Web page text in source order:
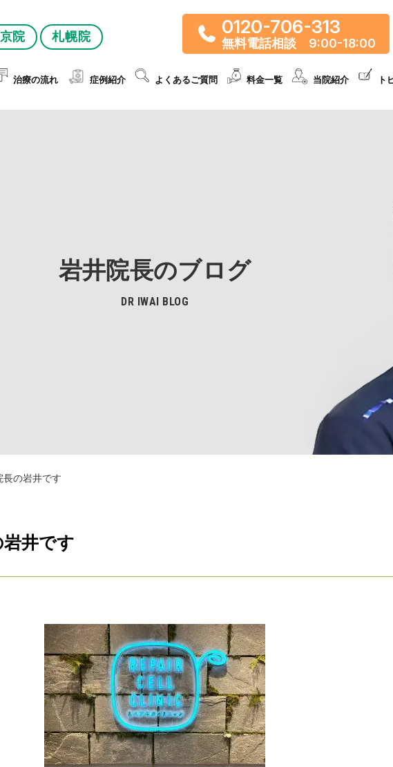
院 札幌院 0120-706-313
無料電話相談 9:00-18:00
治療の流れ 症例紹介 よくあるご質問 料金一覧 当院紹介 ト
岩井院長のブログ
DR IWAI BLOG
長の岩井です
井です